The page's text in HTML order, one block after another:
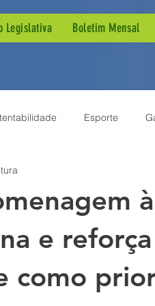
Legislativa Boletim Mensal
Esporte
de Mandato
Demandas de Bairro
Sessão Solene
à
e
como